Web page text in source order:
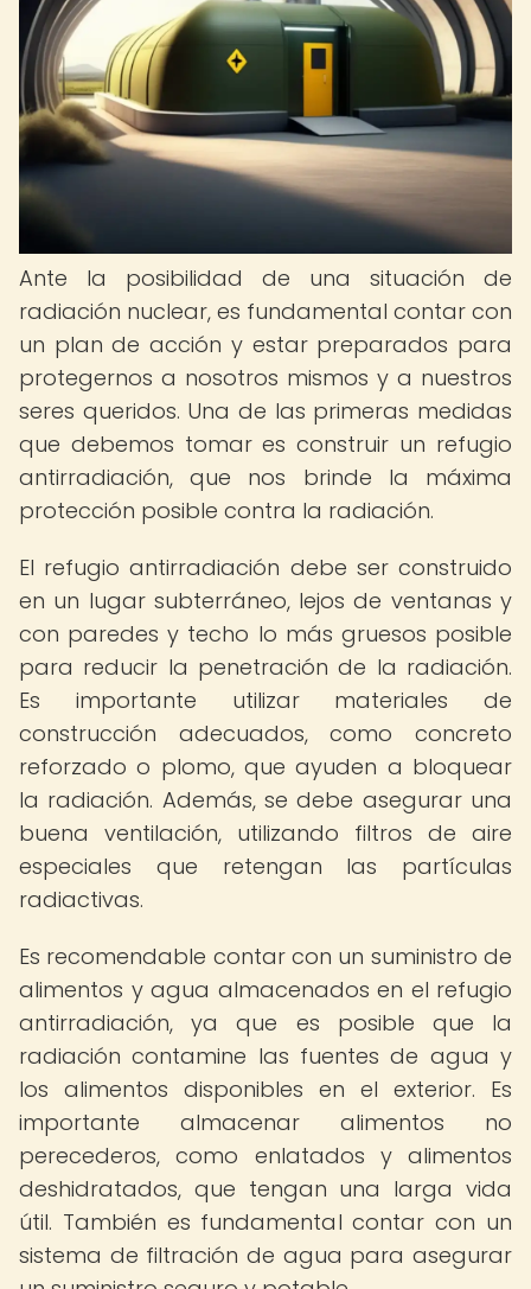
Ante la posibilidad de una situación de
radiación nuclear, es fundamental contar con
un plan de acción y estar preparados para
protegernos a nosotros mismos y a nuestros
seres queridos. Una de las primeras medidas
que debemos tomar es construir un refugio
antirradiación, que nos brinde la máxima
protección posible contra la radiación.
El refugio antirradiación debe ser construido
en un lugar subterráneo, lejos de ventanas y
con paredes y techo lo más gruesos posible
para reducir la penetración de la radiación.
Es importante utilizar materiales de
construcción adecuados, como concreto
reforzado o plomo, que ayuden a bloquear
la radiación. Además, se debe asegurar una
buena ventilación, utilizando filtros de aire
especiales que retengan las partículas
radiactivas.
Es recomendable contar con un suministro de
alimentos y agua almacenados en el refugio
antirradiación, ya que es posible que la
radiación contamine las fuentes de agua y
los alimentos disponibles en el exterior. Es
importante almacenar alimentos no
perecederos, como enlatados y alimentos
deshidratados, que tengan una larga vida
útil. También es fundamental contar con un
sistema de filtración de agua para asegurar